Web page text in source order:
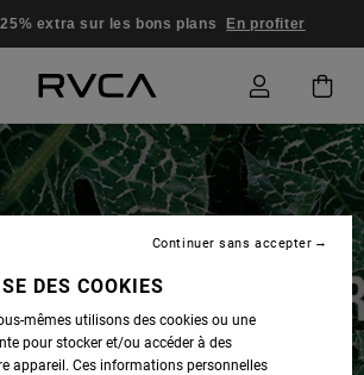
extra sur les bons plans En profiter
DES COOKIES
mêmes utilisons des cookies ou une
pour stocker et/ou accéder à des
appareil. Ces informations personnelles
Continuer sans accepter